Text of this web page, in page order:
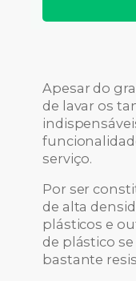
Apesar do
de lavar os
serviço.
Por ser
de alta
plásticos e
de plástico
bastante